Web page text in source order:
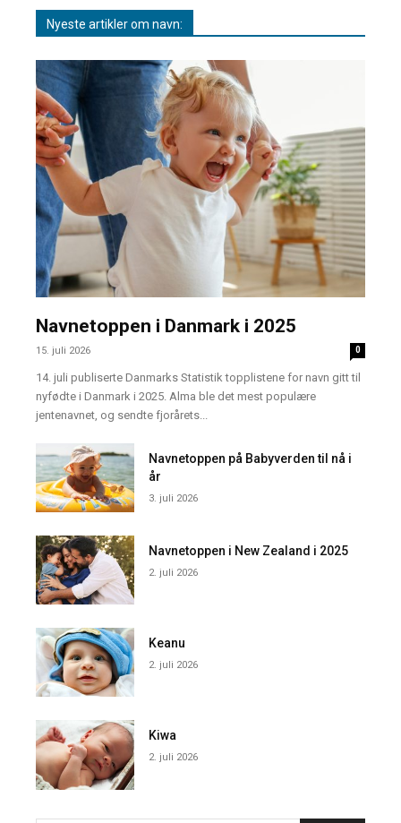
Nyeste artikler om navn:
Navnetoppen i Danmark i 2025
15. juli 2026 0
14. juli publiserte Danmarks Statistik topplistene for navn gitt til
nyfødte i Danmark i 2025. Alma ble det mest populære
jentenavnet, og sendte fjorårets...
Navnetoppen på Babyverden til nå i
år
3. juli 2026
Navnetoppen i New Zealand i 2025
2. juli 2026
Keanu
2. juli 2026
Kiwa
2. juli 2026